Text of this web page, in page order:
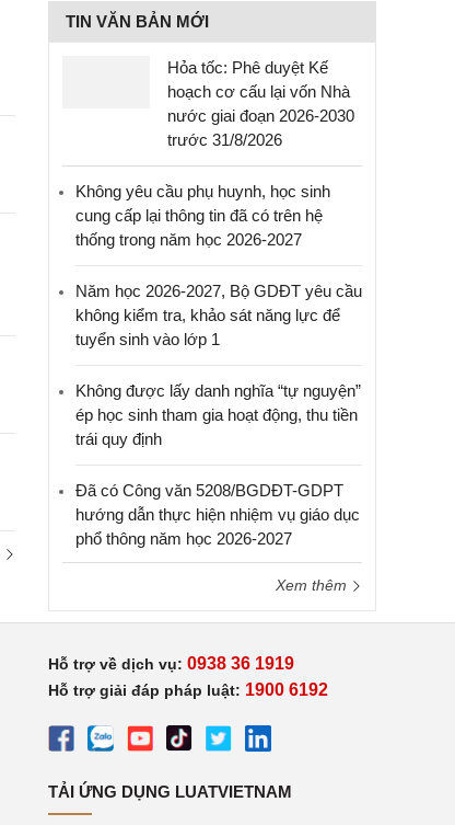
TIN VĂN BẢN MỚI
Hỏa tốc: Phê duyệt Kế
hoạch cơ cấu lại vốn Nhà
nước giai đoạn 2026-2030
trước 31/8/2026
Không yêu cầu phụ huynh, học sinh
cung cấp lại thông tin đã có trên hệ
thống trong năm học 2026-2027
Năm học 2026-2027, Bộ GDĐT yêu cầu
không kiểm tra, khảo sát năng lực để
tuyển sinh vào lớp 1
Không được lấy danh nghĩa “tự nguyện”
ép học sinh tham gia hoạt động, thu tiền
trái quy định
Đã có Công văn 5208/BGDĐT-GDPT
hướng dẫn thực hiện nhiệm vụ giáo dục
phổ thông năm học 2026-2027
Xem thêm
Hỗ trợ về dịch vụ: 0938 36 1919
Hỗ trợ giải đáp pháp luật: 1900 6192
TẢI ỨNG DỤNG LUATVIETNAM